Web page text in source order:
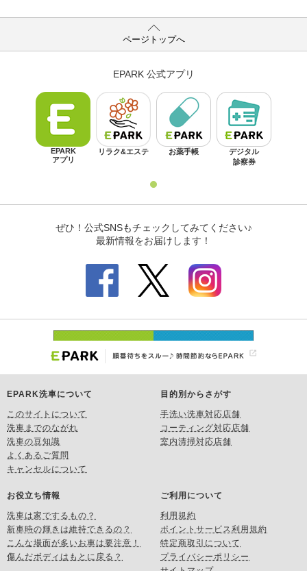
ページトップへ
EPARK洗車について
このサイトについて
洗車までのながれ
洗車の豆知識
よくあるご質問
キャンセルについて
目的別からさがす
手洗い洗車対応店舗
コーティング対応店舗
室内清掃対応店舗
お役立ち情報
洗車は家でするもの？
新車時の輝きは維持できるの？
こんな場面が多いお車は要注意！
傷んだボディはもとに戻る？
ご利用について
利用規約
ポイントサービス利用規約
特定商取引について
プライバシーポリシー